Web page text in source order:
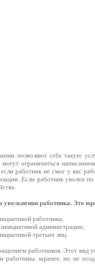
позволяют себе такую
ограничиться
работник не смог у вас
Если работник уволен
увольнения работника. Это
работника;
инициативой администрации;
третьих лиц.
работников. Этот
работника заранее, но не